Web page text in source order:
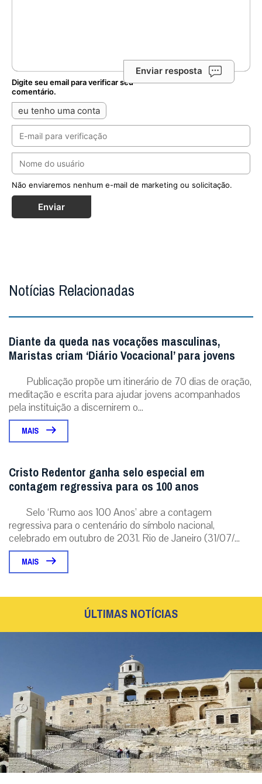
Enviar resposta
Digite seu email para verificar seu
comentário.
eu tenho uma conta
Não enviaremos nenhum e-mail de marketing ou solicitação.
Enviar
Notícias Relacionadas
Diante da queda nas vocações masculinas,
Maristas criam ‘Diário Vocacional’ para jovens
Publicação propõe um itinerário de 70 dias de oração,
meditação e escrita para ajudar jovens acompanhados
pela instituição a discernirem o...
MAIS
Cristo Redentor ganha selo especial em
contagem regressiva para os 100 anos
Selo ‘Rumo aos 100 Anos’ abre a contagem
regressiva para o centenário do símbolo nacional,
celebrado em outubro de 2031. Rio de Janeiro (31/07/...
MAIS
ÚLTIMAS NOTÍCIAS